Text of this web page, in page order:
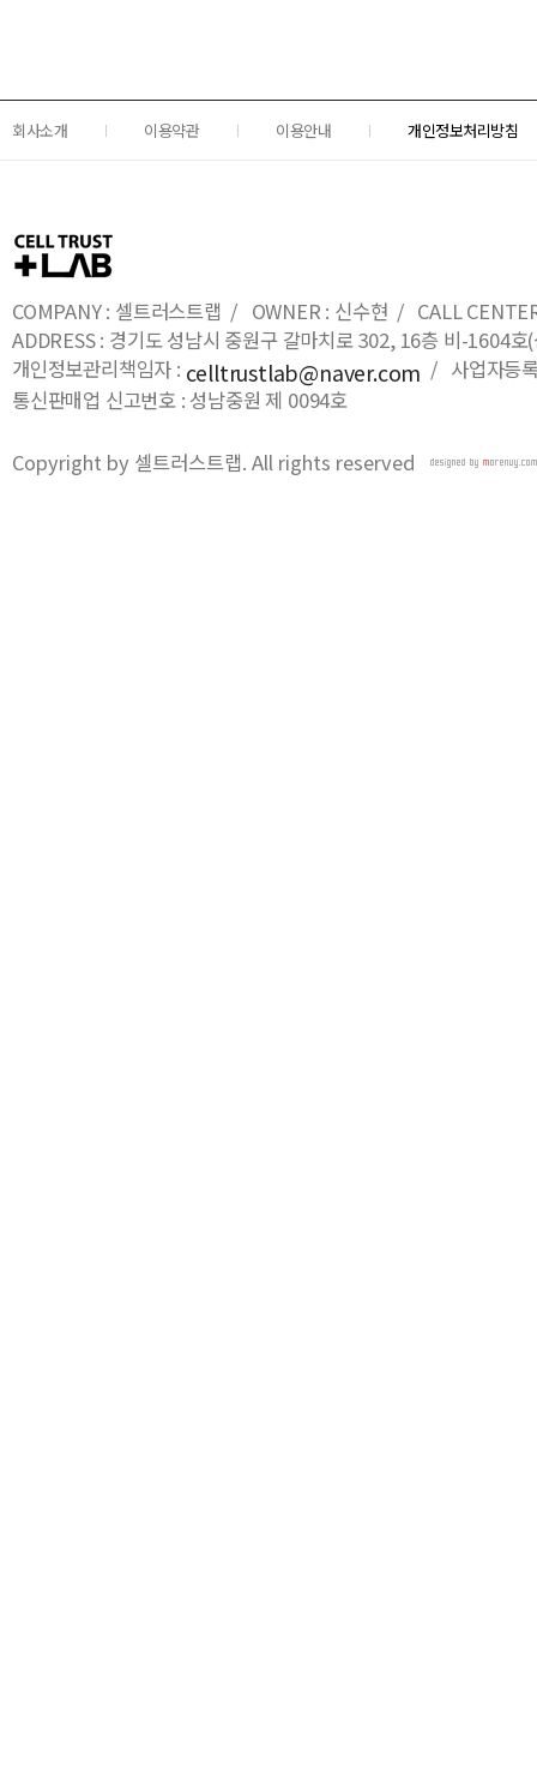
회사소개 이용약관 이용안내 개인정보처리방침
COMPANY : 셀트러스트랩 / OWNER : 신수현 / CALL
ADDRESS : 경기도 성남시 중원구 갈마치로 302, 16층 비-1604
개인정보관리책임자 : celltrustlab@naver.com / 사업자등
통신판매업 신고번호 : 성남중원 제 0094호
Copyright by 셀트러스트랩. All rights reserved